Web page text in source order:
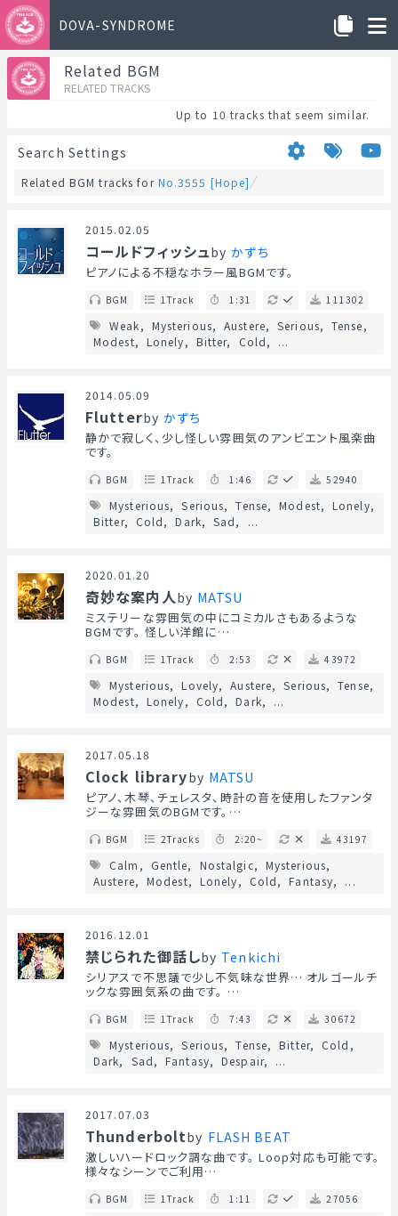
DOVA-SYNDROME
Related BGM
RELATED TRACKS
Up to 10 tracks that seem similar.
Search Settings
Related BGM tracks for No.3555 [Hope]
2015.02.05
コールドフィッシュby かずち
ピアノによる不穏なホラー風BGMです。
BGM 1Track 1:31 111302
Weak Mysterious Austere Serious
Tense
Modest
Lonely Bitter Cold ...
2014.05.09
Flutterby かずち
静かで寂しく、少し怪しい雰囲気のアンビエント風楽曲
です。
BGM 1Track 1:46 52940
Mysterious Serious Tense Modest
Lonely
Bitter
Cold Dark Sad ...
2020.01.20
奇妙な案内人by MATSU
ミステリーな雰囲気の中にコミカルさもあるような
BGMです。 怪しい洋館に…
BGM 1Track 2:53 43972
Mysterious Lovely Austere Serious
Tense
Modest
Lonely Cold Dark ...
2017.05.18
Clock libraryby MATSU
ピアノ、木琴、チェレスタ、時計の音を使用したファンタ
ジーな雰囲気のBGMです。…
BGM 2Tracks 2:20~ 43197
Calm Gentle Nostalgic
Mysterious
Austere
Modest Lonely Cold Fantasy ...
2016.12.01
禁じられた御話しby Tenkichi
シリアスで不思議で少し不気味な世界… オルゴールチ
ックな雰囲気系の曲です。 …
BGM 1Track 7:43 30672
Mysterious Serious Tense Bitter
Cold
Dark
Sad Fantasy Despair ...
2017.07.03
Thunderboltby FLASH BEAT
激しいハードロック調な曲です。 Loop対応も可能です。
様々なシーンでご利用…
BGM 1Track 1:11 27056